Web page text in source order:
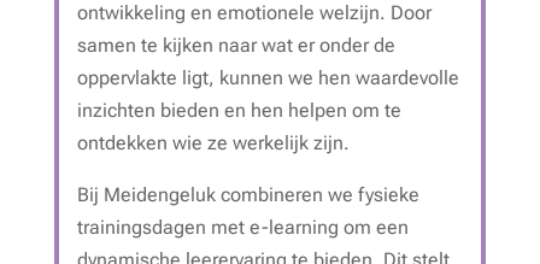
ontwikkeling en emotionele welzijn. Door
samen te kijken naar wat er onder de
oppervlakte ligt, kunnen we hen waardevolle
inzichten bieden en hen helpen om te
ontdekken wie ze werkelijk zijn.
Bij Meidengeluk combineren we fysieke
trainingsdagen met e-learning om een